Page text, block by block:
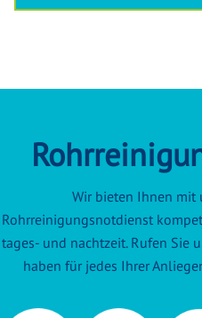
Wir bieten Ihnen mit
Rohrreinigungsnotdienst
tages- und nachtzeit. Rufen Sie
haben für jedes Ihrer